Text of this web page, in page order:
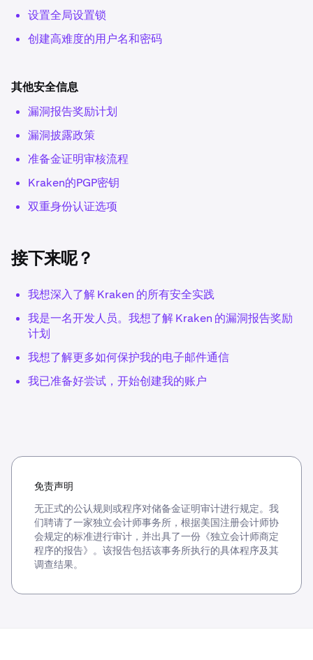
设置全局设置锁
创建高难度的用户名和密码
其他安全信息
漏洞报告奖励计划
漏洞披露政策
准备金证明审核流程
Kraken的PGP密钥
双重身份认证选项
接下来呢？
我想深入了解 Kraken 的所有安全实践
我是一名开发人员。我想了解 Kraken 的漏洞报告奖励
计划
我想了解更多如何保护我的电子邮件通信
我已准备好尝试，开始创建我的账户
免责声明
无正式的公认规则或程序对储备金证明审计进行规定。我
们聘请了一家独立会计师事务所，根据美国注册会计师协
会规定的标准进行审计，并出具了一份《独立会计师商定
程序的报告》。该报告包括该事务所执行的具体程序及其
调查结果。